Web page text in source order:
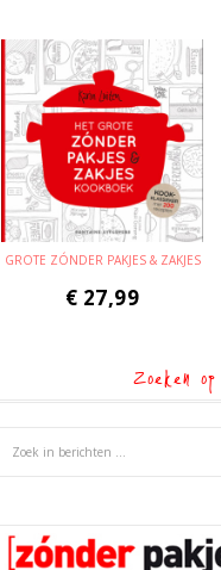
GROTE ZÓNDER PAKJES & ZAKJES
€ 27,99
Zoeken